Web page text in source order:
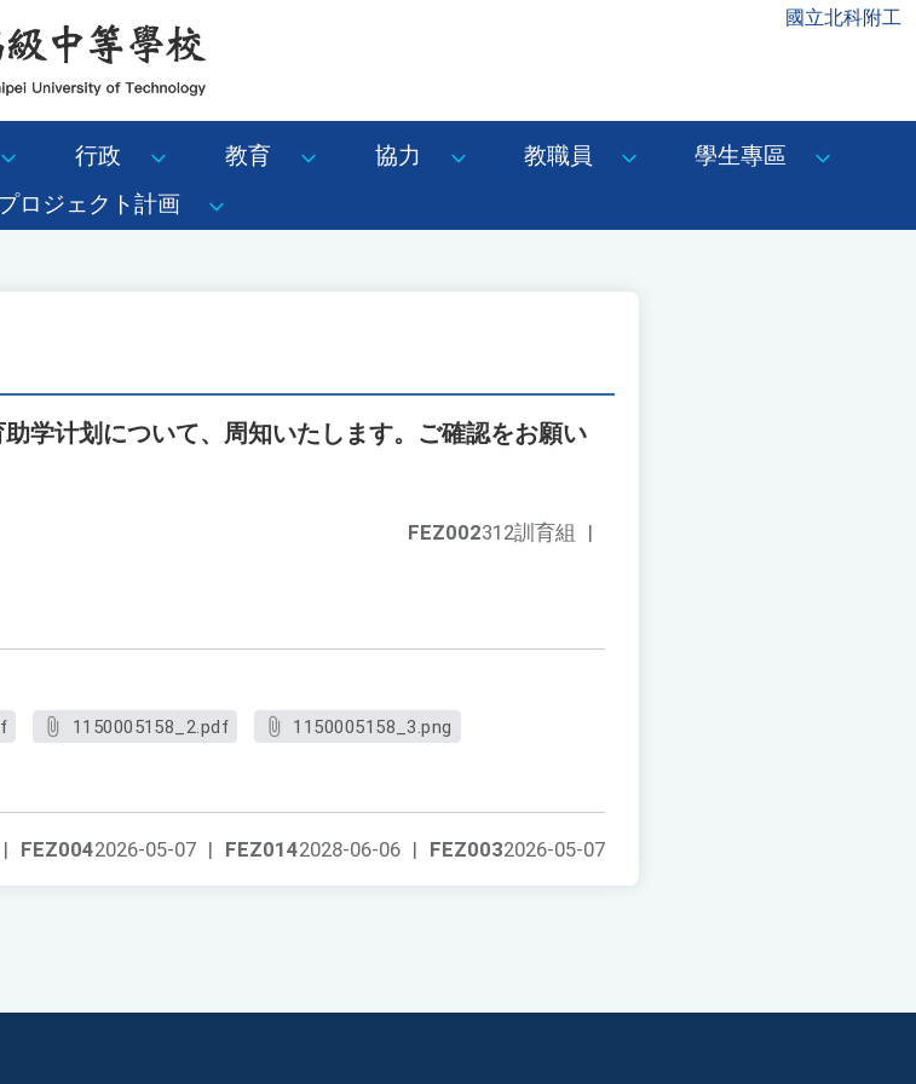
國立北科附工
行政 教育 協力 教職員
學生專區
ロジェクト計画
学计划について、周知いたします。ご確認をお願い
FEZ002312訓育組 |
1150005158_2.pdf
1150005158_3.png
FEZ0032026-05-07
FEZ0142028-06-06 |
FEZ0042026-05-07 |
|